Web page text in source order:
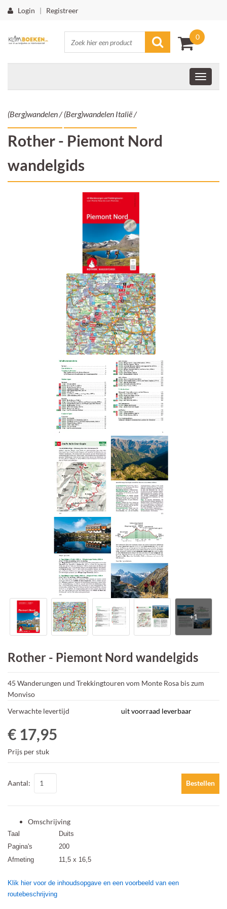
Login | Registreer
0
(Berg)wandelen/ (Berg)wandelen Italië/
Rother - Piemont Nord
wandelgids
Rother - Piemont Nord wandelgids
45 Wanderungen und Trekkingtouren vom Monte Rosa bis zum
Monviso
Verwachte levertijd
uit voorraad leverbaar
€ 17,95
Prijs per stuk
Aantal: Bestellen
Omschrijving
Taal
Duits
Pagina's
200
Afmeting
11,5 x 16,5
Klik hier voor de inhoudsopgave en een voorbeeld van een
routebeschrijving